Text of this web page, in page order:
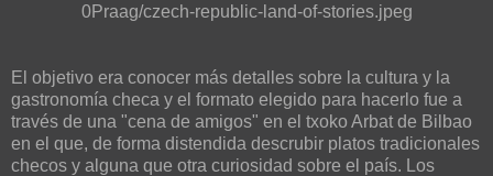
El objetivo era conocer más detalles sobre la cultura y la
gastronomía checa y el formato elegido para hacerlo fue a
través de una "cena de amigos" en el txoko Arbat de Bilbao
en el que, de forma distendida descrubir platos tradicionales
checos y alguna que otra curiosidad sobre el país. Los